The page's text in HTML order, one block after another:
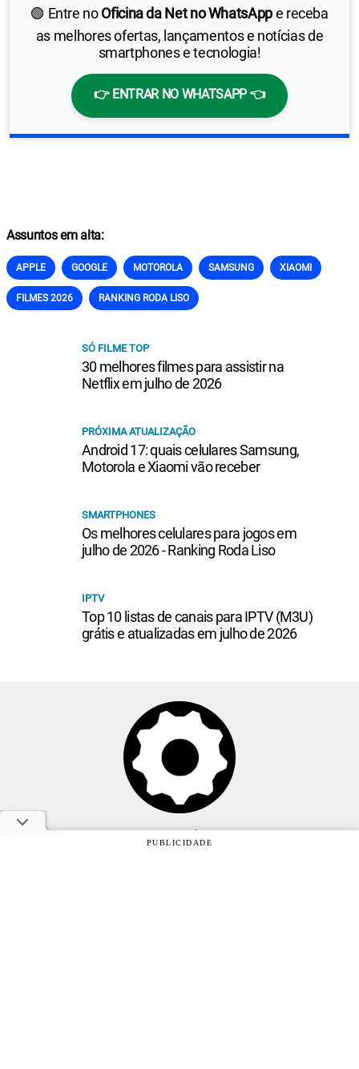
🟢 Entre noOficina da Net no WhatsAppe receba
as melhores ofertas, lançamentos e notícias de
smartphones e tecnologia!
👉 ENTRAR NO WHATSAPP 👈
Assuntos em alta:
APPLE GOOGLE MOTOROLA SAMSUNG XIAOMI
FILMES 2026 RANKING RODA LISO
SÓ FILME TOP
30 melhores filmes para assistir na
Netflix em julho de 2026
PRÓXIMA ATUALIZAÇÃO
Android 17: quais celulares Samsung,
Motorola e Xiaomi vão receber
SMARTPHONES
Os melhores celulares para jogos em
julho de 2026 - Ranking Roda Liso
IPTV
Top 10 listas de canais para IPTV (M3U)
grátis e atualizadas em julho de 2026
Anuncie
PUBLICIDADE